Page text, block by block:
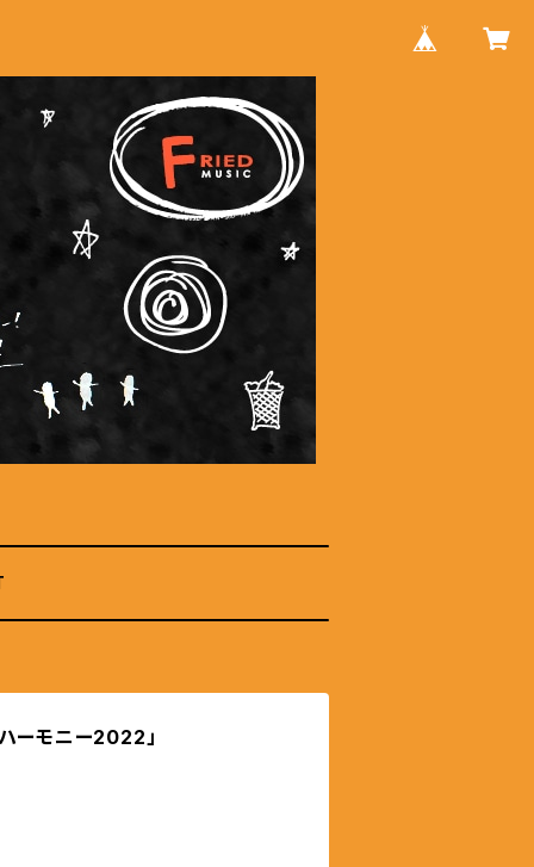
ーモニー2022」